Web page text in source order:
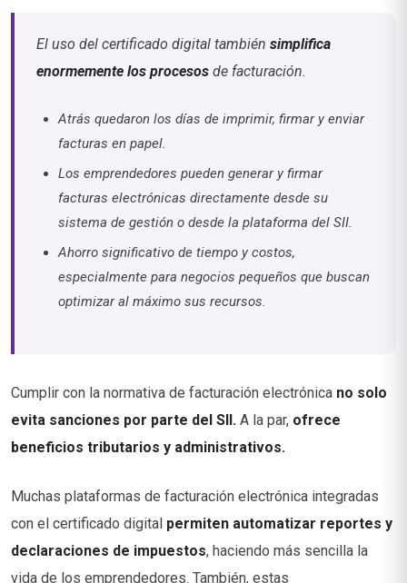
El uso del certificado digital también simplifica
enormemente los procesos de facturación.
Atrás quedaron los días de imprimir, firmar y enviar
facturas en papel.
Los emprendedores pueden generar y firmar
facturas electrónicas directamente desde su
sistema de gestión o desde la plataforma del SII.
Ahorro significativo de tiempo y costos,
especialmente para negocios pequeños que buscan
optimizar al máximo sus recursos.
Cumplir con la normativa de facturación electrónica no solo
evita sanciones por parte del SII. A la par, ofrece
beneficios tributarios y administrativos.
Muchas plataformas de facturación electrónica integradas
con el certificado digital permiten automatizar reportes y
declaraciones de impuestos, haciendo más sencilla la
vida de los emprendedores. También, estas